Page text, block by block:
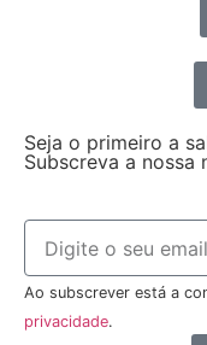
Seja o primeiro a
Subscreva a nossa
Ao subscrever está a
privacidade.